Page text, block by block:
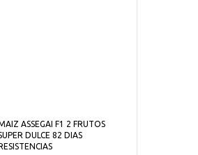
ASSEGAI F1 2 FRUTOS
DULCE 82 DIAS
RESISTENCIAS